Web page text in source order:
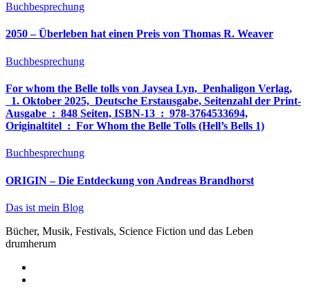
Buchbesprechung
2050 – Überleben hat einen Preis von Thomas R. Weaver
Buchbesprechung
For whom the Belle tolls von Jaysea Lyn, ‎ Penhaligon Verlag,
‎ 1. Oktober 2025, ‎ Deutsche Erstausgabe, Seitenzahl der Print-
Ausgabe ‏ : ‎ 848 Seiten, ISBN-13 ‏ : ‎ 978-3764533694,
Originaltitel ‏ : ‎ For Whom the Belle Tolls (Hell’s Bells 1)
Buchbesprechung
ORIGIN – Die Entdeckung von Andreas Brandhorst
Das ist mein Blog
Bücher, Musik, Festivals, Science Fiction und das Leben
drumherum